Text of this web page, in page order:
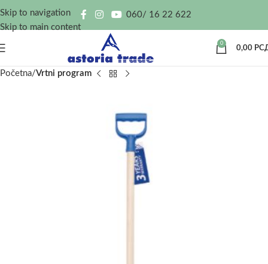
Skip to navigation
Skip to main content
060/ 16 22 622
0
0,00
Početna Vrtni program